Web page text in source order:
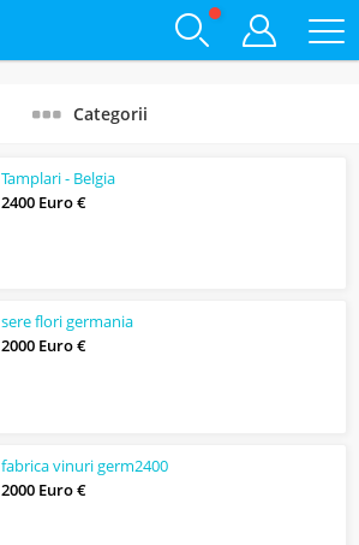
Categorii
Tamplari - Belgia
2400 Euro €
sere flori germania
2000 Euro €
fabrica vinuri germ2400
2000 Euro €